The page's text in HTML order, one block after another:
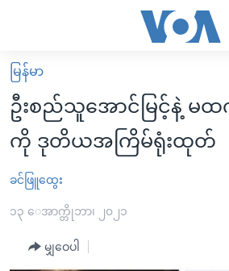
လွယ်ကူ
စေ
သည့်
Link
များ
ပင်မ
မူလစာမျက်နှာ
မြန်မာ
ကမ္ဘာ့သတင်းများ
နိုင်ငံတကာ
အစ္စရေး-ပါလက်စတိုင်း
ဗွီဒီယို
အင်္ဂလိပ်စာလေ့လာမယ်
မြန်မာ
ဦးစည်သူအောင်မြင့်နဲ့
ကို ဒုတိယအကြိမ်ရုံးထုတ်
ခင်ဖြူထွေး
၁၃ ေအာက္တိုဘာ၊ ၂၀၂၁
မျှဝေပါ